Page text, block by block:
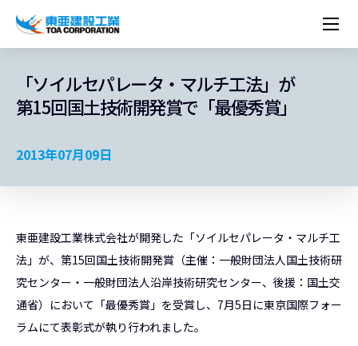
経営理念
トップメッセージ
プレスリリース
営業種目
組織図
役員一覧
コーポレートメッセージ
沿革
シンボルマーク「三羽の鶴」
関連書籍
株主・投資家情報
トップメッセージ
統合報告書
最新IR資料
株価情報
経営方針
株式・社債情報
ESGに関する外部評価
実績紹介
施設・用途別
国内から探す
現場レポート
サステナビリティ
サステナビリティ経営
重要課題とKPI
統合報告書
ESGデータ
環境マネジメント
カーボンニュートラルへの取組み
（自然関連の情報開示）
水資源
人材育成
健康経営
品質向上
パートナーシップ構築宣言
マルチステークホルダー方針
コンプライアンス
リスクマネジメント
AI活用ポリシー
知的財産基本方針
ESGに関する外部評価
ニーズから探す
建築技術一覧
技術研究開発センター
冷蔵倉庫をつくりたい
木質化計画 特別鼎談
採用情報
コーポレートメッセージ
「ソイルセパレータ・マルチ工法」が
第15回国土技術開発賞で「最優秀賞」
2013年07月09日
東亜建設工業株式会社が開発した「ソイルセパレータ・マルチ工
法」が、第15回国土技術開発賞（主催：一般財団法人国土技術研
究センター・一般財団法人沿岸技術研究センター、後援：国土交
通省）において「最優秀賞」を受賞し、7月5日に東京国際フォー
ラムにて表彰式が執り行われました。